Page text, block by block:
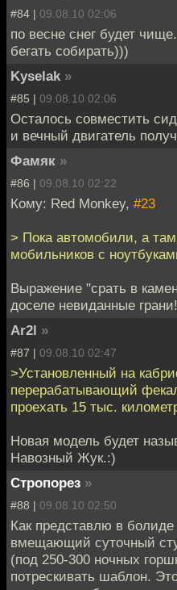
#84 | 09.08.10 02:06
по весне снег будет
бегать собирать)))
Kyselak »
#85 | 09.08.10 02:06
Осталось совместить
и вечный двигатель
Фамяк »
#86 | 09.08.10 02:22
Кому: Red Monkey, #23
> Пока автомобили, а
мобильников с
Выражение "срать в
доселе невиданные
Ar2l »
#87 | 09.08.10 02:47
>Установленный на
перерабатывающий
проехать 15 тыс.
Новая модель будет
Навозный Жук.:)
Стропорез »
#88 | 09.08.10 02:50
Как представлю в
вмещающий суточный
(под 250-300 ночных
потрескивать шаблон.